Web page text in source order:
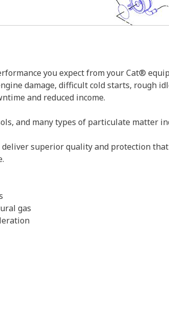
you expect from your Cat®
damage, difficult cold starts, rough
and reduced income.
and many types of particulate matter
superior quality and protection
gas